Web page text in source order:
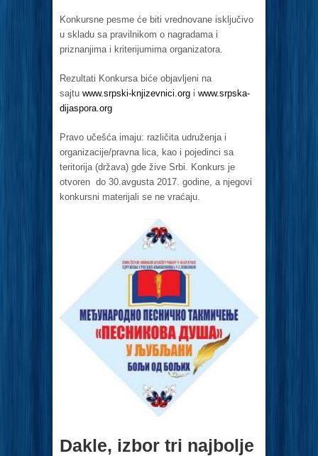
Konkursne pesme će biti vrednovane isključivo
u skladu sa pravilnikom o nagradama i
priznanjima i kriterijumima organizatora.
Rezultati Konkursa biće objavljeni na
sajtu www.srpski-knjizevnici.org i www.srpska-
dijaspora.org
Pravo učešća imaju: različita udruženja i
organizacije/pravna lica, kao i pojedinci sa
teritorija (država) gde žive Srbi. Konkurs je
otvoren do 30.avgusta 2017. godine, a njegovi
konkursni materijali se ne vraćaju.
Dakle, izbor tri najbolje